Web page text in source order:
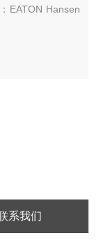
EATON Hansen
系我们